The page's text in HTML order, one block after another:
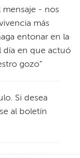
mensaje - nos
más
entonar en la
día en que actuó
gozo”
Si desea
al boletín